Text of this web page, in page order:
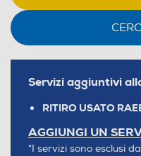
Servizi aggiuntivi
RITIRO USATO
AGGIUNGI UN
*I servizi sono esclusi